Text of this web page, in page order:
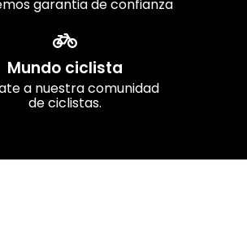
garantia de confianza
Mundo ciclista
a nuestra comunidad
de ciclistas.